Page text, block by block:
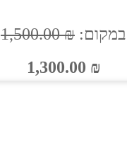
במקום: 1,500.00₪
1,300.00 ₪